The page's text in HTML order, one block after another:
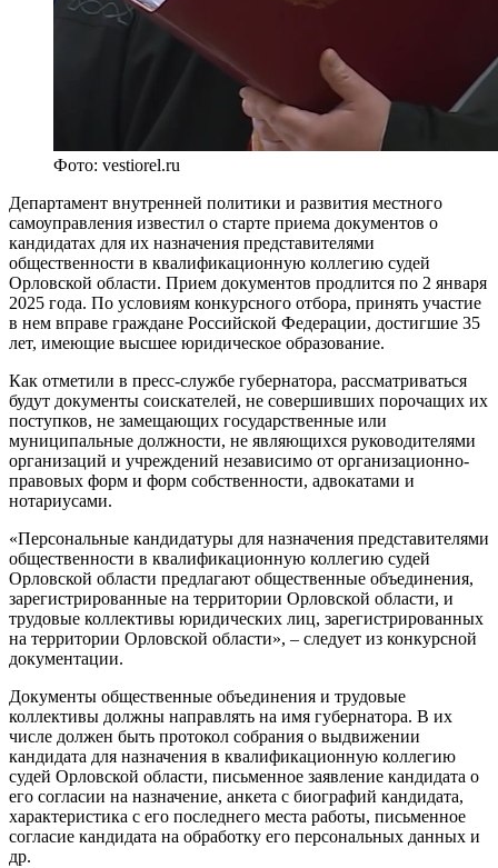
Фото: vestiorel.ru
Департамент внутренней политики и развития местного
самоуправления известил о старте приема документов о
кандидатах для их назначения представителями
общественности в квалификационную коллегию судей
Орловской области. Прием документов продлится по 2 января
2025 года. По условиям конкурсного отбора, принять участие
в нем вправе граждане Российской Федерации, достигшие 35
лет, имеющие высшее юридическое образование.
Как отметили в пресс-службе губернатора, рассматриваться
будут документы соискателей, не совершивших порочащих их
поступков, не замещающих государственные или
муниципальные должности, не являющихся руководителями
организаций и учреждений независимо от организационно-
правовых форм и форм собственности, адвокатами и
нотариусами.
«Персональные кандидатуры для назначения представителями
общественности в квалификационную коллегию судей
Орловской области предлагают общественные объединения,
зарегистрированные на территории Орловской области, и
трудовые коллективы юридических лиц, зарегистрированных
на территории Орловской области», – следует из конкурсной
документации.
Документы общественные объединения и трудовые
коллективы должны направлять на имя губернатора. В их
числе должен быть протокол собрания о выдвижении
кандидата для назначения в квалификационную коллегию
судей Орловской области, письменное заявление кандидата о
его согласии на назначение, анкета с биографий кандидата,
характеристика с его последнего места работы, письменное
согласие кандидата на обработку его персональных данных и
др.